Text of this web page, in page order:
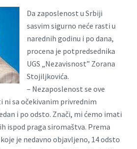
Da zaposlenost u Srbiji
sasvim sigurno neće rasti u
narednih godinu i po dana,
procena je potpredsednika
UGS „Nezavisnost” Zorana
Stojiljkovića.
– Nezaposlenost se ove
ni sa očekivanim privrednim
i po odsto. Znači, mi ćemo imati
ispod praga siromaštva. Prema
je nedavno objavljeno, 14 odsto